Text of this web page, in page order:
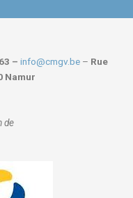
– info@cmgv.be– Rue
Namur
de